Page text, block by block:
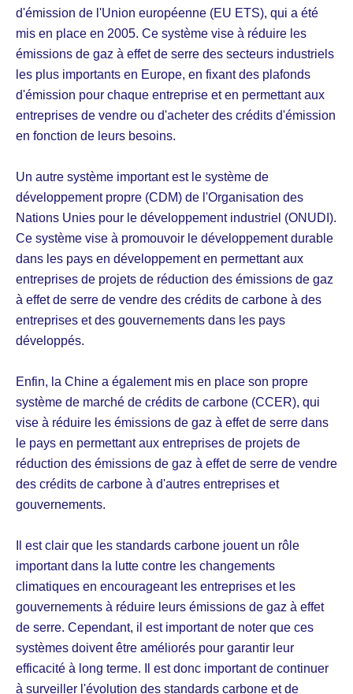
d'émission de l'Union européenne (EU ETS), qui a été
mis en place en 2005. Ce système vise à réduire les
émissions de gaz à effet de serre des secteurs industriels
les plus importants en Europe, en fixant des plafonds
d'émission pour chaque entreprise et en permettant aux
entreprises de vendre ou d'acheter des crédits d'émission
en fonction de leurs besoins.
Un autre système important est le système de
développement propre (CDM) de l'Organisation des
Nations Unies pour le développement industriel (ONUDI).
Ce système vise à promouvoir le développement durable
dans les pays en développement en permettant aux
entreprises de projets de réduction des émissions de gaz
à effet de serre de vendre des crédits de carbone à des
entreprises et des gouvernements dans les pays
développés.
Enfin, la Chine a également mis en place son propre
système de marché de crédits de carbone (CCER), qui
vise à réduire les émissions de gaz à effet de serre dans
le pays en permettant aux entreprises de projets de
réduction des émissions de gaz à effet de serre de vendre
des crédits de carbone à d'autres entreprises et
gouvernements.
Il est clair que les standards carbone jouent un rôle
important dans la lutte contre les changements
climatiques en encourageant les entreprises et les
gouvernements à réduire leurs émissions de gaz à effet
de serre. Cependant, il est important de noter que ces
systèmes doivent être améliorés pour garantir leur
efficacité à long terme. Il est donc important de continuer
à surveiller l'évolution des standards carbone et de